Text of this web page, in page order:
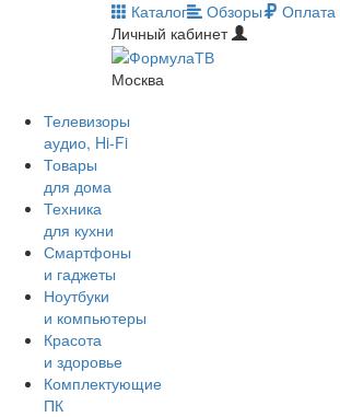
Каталог Обзоры Оплата
Личный кабинет
Москва
Телевизоры
аудио, Hi-Fi
Товары
для дома
Техника
для кухни
Смартфоны
и гаджеты
Ноутбуки
и компьютеры
Красота
и здоровье
Комплектующие
ПК